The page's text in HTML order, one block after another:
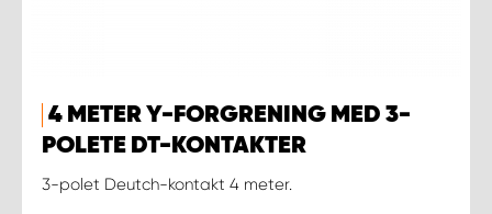
4 METER Y-FORGRENING MED 3-
POLETE DT-KONTAKTER
3-polet Deutch-kontakt 4 meter.